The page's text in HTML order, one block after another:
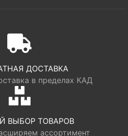
ДОСТАВКА
в пределах КАД
ВЫБОР ТОВАРОВ
ассортимент